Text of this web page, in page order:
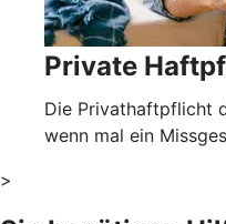
Private
Die Privathaftpflicht
wenn mal ein
>